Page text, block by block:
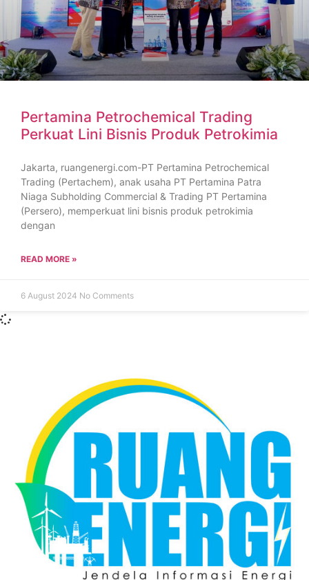
Pertamina Petrochemical Trading
Perkuat Lini Bisnis Produk Petrokimia
Jakarta, ruangenergi.com-PT Pertamina Petrochemical
Trading (Pertachem), anak usaha PT Pertamina Patra
Niaga Subholding Commercial & Trading PT Pertamina
(Persero), memperkuat lini bisnis produk petrokimia
dengan
READ MORE »
6 August 2024 No Comments